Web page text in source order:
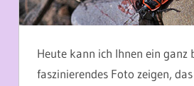
Heute kann ich Ihnen ein ganz
faszinierendes Foto zeigen,